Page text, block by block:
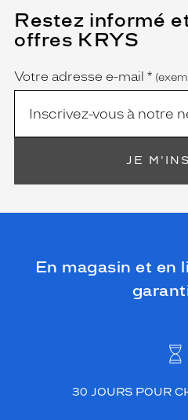
Restez informé
offres KRYS
Name
Votre adresse e-mail *
(Ce
champ
est
obligatoire)
JE
En magasin et en
30 JOURS POUR